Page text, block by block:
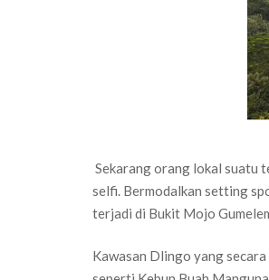
Sekarang orang lokal suatu
selfi. Bermodalkan setting
terjadi di Bukit Mojo
Kawasan Dlingo yang